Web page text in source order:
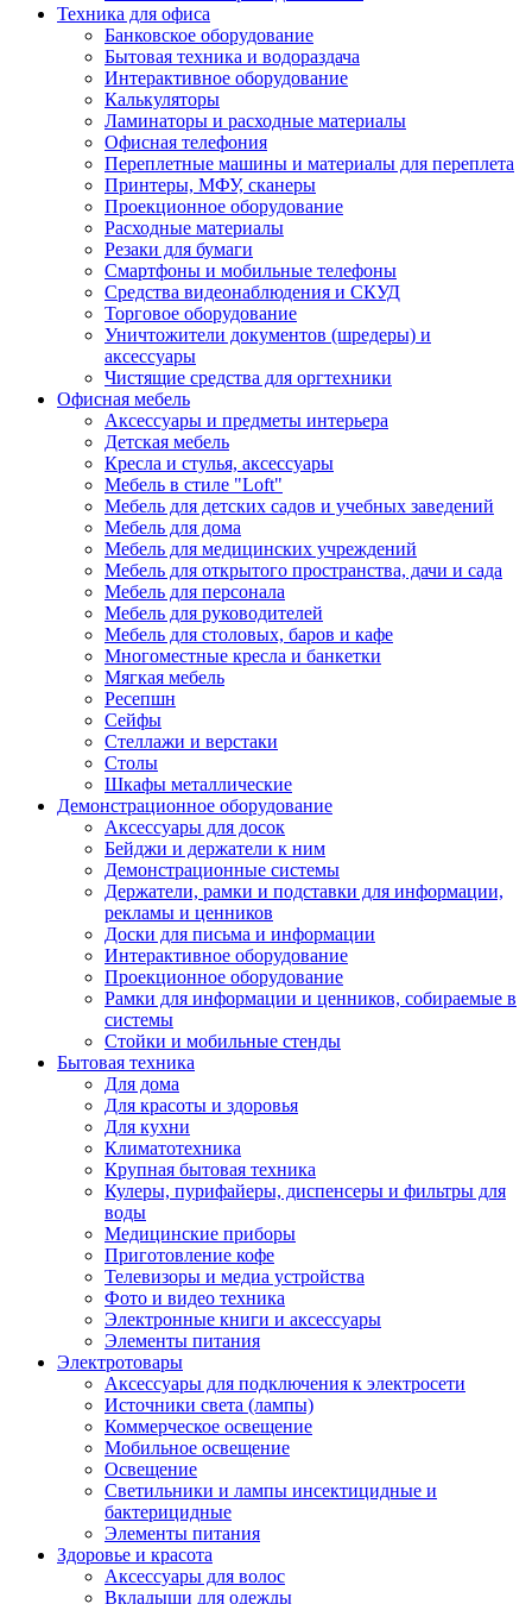
Техника для офиса
Банковское оборудование
Бытовая техника и водораздача
Интерактивное оборудование
Калькуляторы
Ламинаторы и расходные материалы
Офисная телефония
Переплетные машины и материалы для переплета
Принтеры, МФУ, сканеры
Проекционное оборудование
Расходные материалы
Резаки для бумаги
Смартфоны и мобильные телефоны
Средства видеонаблюдения и СКУД
Торговое оборудование
Уничтожители документов (шредеры) и
аксессуары
Чистящие средства для оргтехники
Офисная мебель
Аксессуары и предметы интерьера
Детская мебель
Кресла и стулья, аксессуары
Мебель в стиле "Loft"
Мебель для детских садов и учебных заведений
Мебель для дома
Мебель для медицинских учреждений
Мебель для открытого пространства, дачи и сада
Мебель для персонала
Мебель для руководителей
Мебель для столовых, баров и кафе
Многоместные кресла и банкетки
Мягкая мебель
Ресепшн
Сейфы
Стеллажи и верстаки
Столы
Шкафы металлические
Демонстрационное оборудование
Аксессуары для досок
Бейджи и держатели к ним
Демонстрационные системы
Держатели, рамки и подставки для информации,
рекламы и ценников
Доски для письма и информации
Интерактивное оборудование
Проекционное оборудование
Рамки для информации и ценников, собираемые в
системы
Стойки и мобильные стенды
Бытовая техника
Для дома
Для красоты и здоровья
Для кухни
Климатотехника
Крупная бытовая техника
Кулеры, пурифайеры, диспенсеры и фильтры для
воды
Медицинские приборы
Приготовление кофе
Телевизоры и медиа устройства
Фото и видео техника
Электронные книги и аксессуары
Элементы питания
Электротовары
Аксессуары для подключения к электросети
Источники света (лампы)
Коммерческое освещение
Мобильное освещение
Освещение
Светильники и лампы инсектицидные и
бактерицидные
Элементы питания
Здоровье и красота
Аксессуары для волос
Вкладыши для одежды